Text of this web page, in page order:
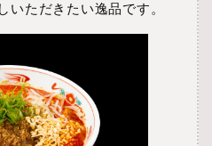
いただきたい逸品です。